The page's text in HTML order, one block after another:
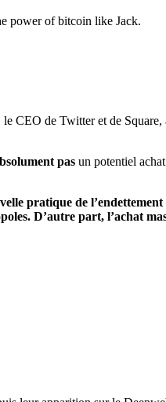
power of bitcoin like Jack.
le CEO de Twitter et de Square,
pas un potentiel
pratique de
D’autre part, l’achat